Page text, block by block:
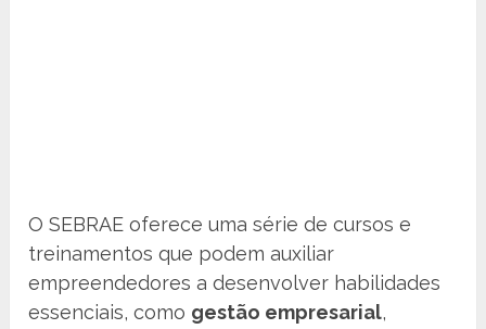
O SEBRAE oferece uma série de cursos e
treinamentos que podem auxiliar
empreendedores a desenvolver habilidades
essenciais, como gestão empresarial,